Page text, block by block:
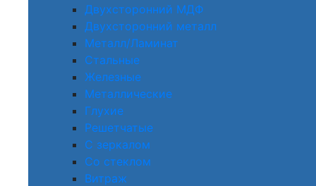
Двухсторонний МДФ
Двухсторонний металл
Металл/Ламинат
Стальные
Железные
Металлические
Глухие
Решетчатые
С зеркалом
Со стеклом
Витраж